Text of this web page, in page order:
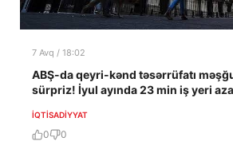
7 Avq / 18:02
ABŞ-da qeyri-kənd təsərrüfatı
sürpriz! İyul ayında 23 min iş yeri
İQTISADIYYAT
0 0